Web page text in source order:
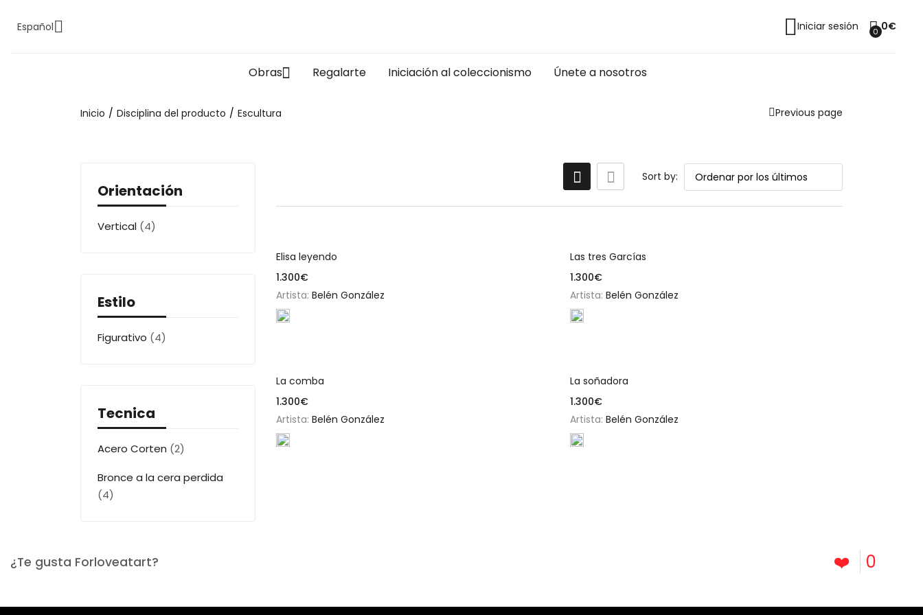
Español Iniciar sesión 0 0€
Obras Regalarte Iniciación al coleccionismo Únete a nosotros
Inicio Disciplina del producto Escultura Previous page
Orientación
Vertical (4)
Estilo
Figurativo (4)
Tecnica
Acero Corten (2)
Bronce a la cera perdida
(4)
Sort by:
Elisa leyendo
1.300€
Artista: Belén González
Las tres Garcías
1.300€
Artista: Belén González
La comba
1.300€
Artista: Belén González
La soñadora
1.300€
Artista: Belén González
¿Te gusta Forloveatart? ❤️ 0